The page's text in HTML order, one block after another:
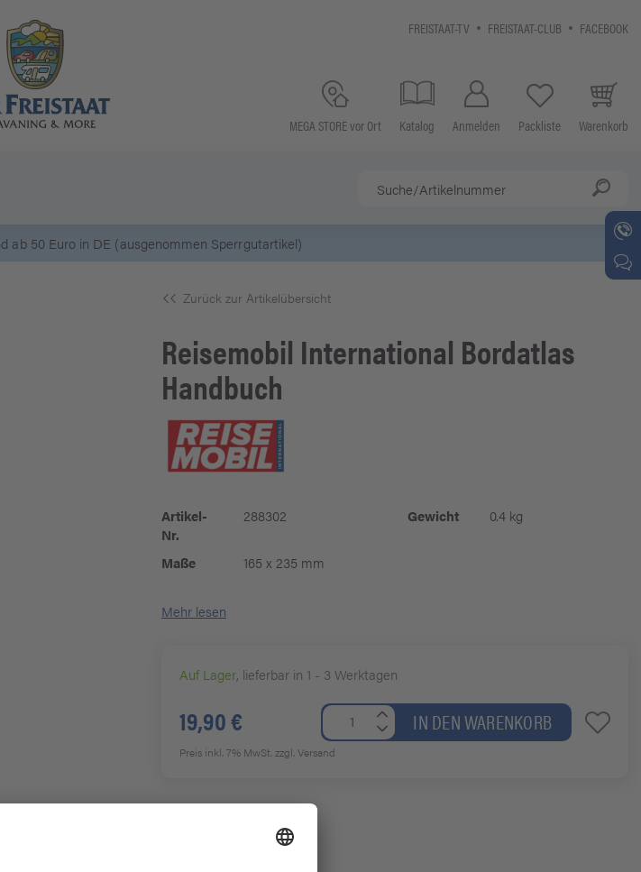
FREISTAAT-TV FREISTAAT-CLUB FACEBOOK
MEGA STORE vor Ort Katalog Anmelden Packliste Warenkorb
5 Euro
Zurück zur Artikelübersicht
Reisemobil International Bordatlas
Handbuch
Artikel-
Nr.
288302 Gewicht 0.4 kg
Maße 165 x 235 mm
Mehr lesen
Auf Lager, lieferbar in 1 - 3 Werktagen
19,90 € IN DEN WARENKORB
Preis inkl. 7% MwSt.zzgl. Versand